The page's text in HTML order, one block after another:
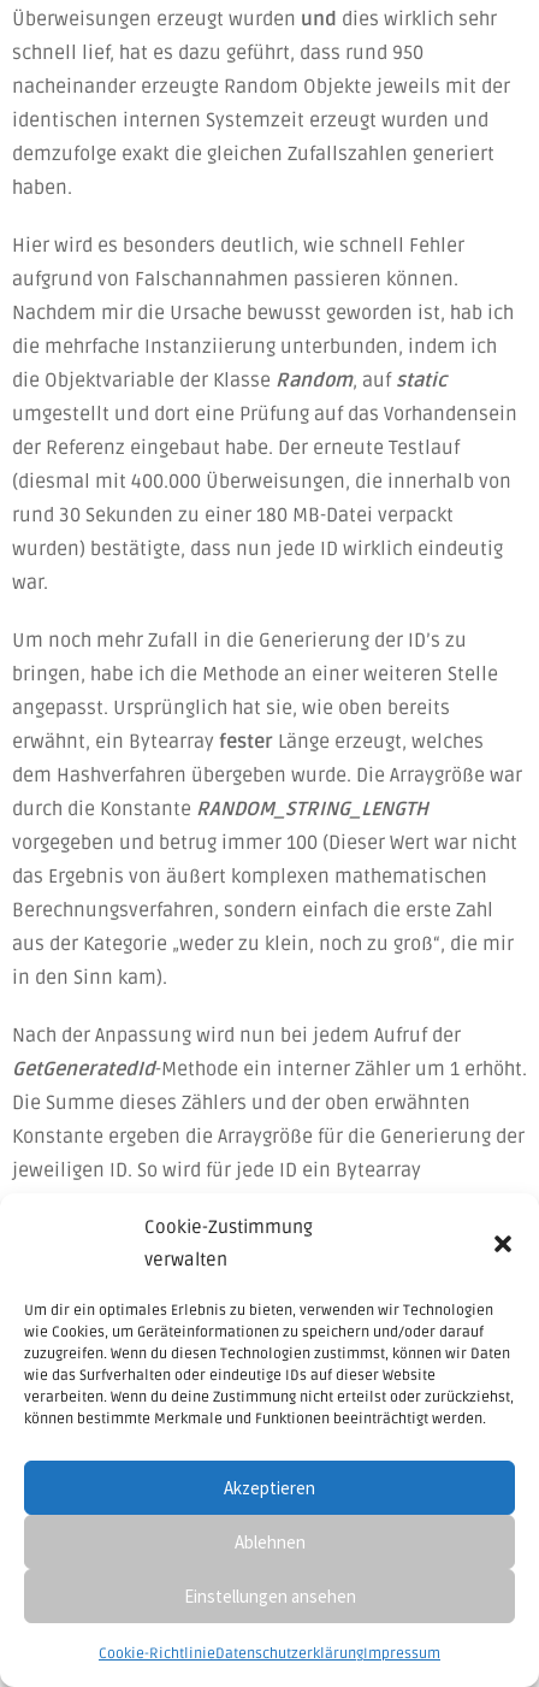
Cookie-Zustimmung
verwalten
Um dir ein optimales Erlebnis zu bieten, verwenden wir Technologien
wie Cookies, um Geräteinformationen zu speichern und/oder darauf
zuzugreifen. Wenn du diesen Technologien zustimmst, können wir Daten
wie das Surfverhalten oder eindeutige IDs auf dieser Website
verarbeiten. Wenn du deine Zustimmung nicht erteilst oder zurückziehst,
können bestimmte Merkmale und Funktionen beeinträchtigt werden.
Akzeptieren
Ablehnen
Einstellungen ansehen
Cookie-RichtlinieDatenschutzerklärungImpressum
Überweisungen erzeugt wurden und dies wirklich sehr
schnell lief, hat es dazu geführt, dass rund 950
nacheinander erzeugte Random Objekte jeweils mit der
identischen internen Systemzeit erzeugt wurden und
demzufolge exakt die gleichen Zufallszahlen generiert
haben.
Hier wird es besonders deutlich, wie schnell Fehler
aufgrund von Falschannahmen passieren können.
Nachdem mir die Ursache bewusst geworden ist, hab ich
die mehrfache Instanziierung unterbunden, indem ich
die Objektvariable der Klasse Random, auf static
umgestellt und dort eine Prüfung auf das Vorhandensein
der Referenz eingebaut habe. Der erneute Testlauf
(diesmal mit 400.000 Überweisungen, die innerhalb von
rund 30 Sekunden zu einer 180 MB-Datei verpackt
wurden) bestätigte, dass nun jede ID wirklich eindeutig
war.
Um noch mehr Zufall in die Generierung der ID’s zu
bringen, habe ich die Methode an einer weiteren Stelle
angepasst. Ursprünglich hat sie, wie oben bereits
erwähnt, ein Bytearray fester Länge erzeugt, welches
dem Hashverfahren übergeben wurde. Die Arraygröße war
durch die Konstante RANDOM_STRING_LENGTH
vorgegeben und betrug immer 100 (Dieser Wert war nicht
das Ergebnis von äußert komplexen mathematischen
Berechnungsverfahren, sondern einfach die erste Zahl
aus der Kategorie „weder zu klein, noch zu groß“, die mir
in den Sinn kam).
Nach der Anpassung wird nun bei jedem Aufruf der
GetGeneratedId-Methode ein interner Zähler um 1 erhöht.
Die Summe dieses Zählers und der oben erwähnten
Konstante ergeben die Arraygröße für die Generierung der
jeweiligen ID. So wird für jede ID ein Bytearray
nicht ins Unermessliche steigen zu lassen, wird geprüft,
ob diese den doppelten Wert der Konstante bereits
erreicht hat. Ist es der Fall, dann wird der interne Zähler
wieder auf 0 gesetzt, sodass das Array für die nächste ID
wieder bei der Größe von 100 Bytes beginnt.
XML Validierung
Die Datenqualität ist in der automatischen
Datenverarbeitung und vor allem im Banking ein
essenzieller Punkt. Zum einen müssen Sepa XML Dateien
so aufgebaut sein, wie die Gegenpartei (die Bank) es
erwartet. Zum anderen müssen auch die darin
enthaltenen Daten fachlich korrekt sein.